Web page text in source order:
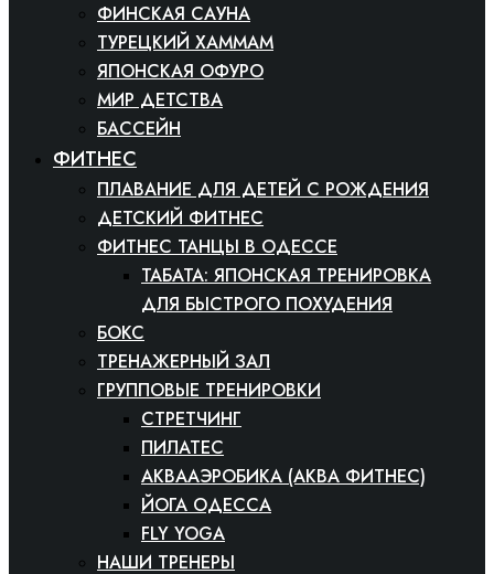
ФИНСКАЯ САУНА
ТУРЕЦКИЙ ХАММАМ
ЯПОНСКАЯ ОФУРО
МИР ДЕТСТВА
БАССЕЙН
ФИТНЕС
ПЛАВАНИЕ ДЛЯ ДЕТЕЙ С РОЖДЕНИЯ
ДЕТСКИЙ ФИТНЕС
ФИТНЕС ТАНЦЫ В ОДЕССЕ
ТАБАТА: ЯПОНСКАЯ ТРЕНИРОВКА
ДЛЯ БЫСТРОГО ПОХУДЕНИЯ
БОКС
ТРЕНАЖЕРНЫЙ ЗАЛ
ГРУППОВЫЕ ТРЕНИРОВКИ
СТРЕТЧИНГ
ПИЛАТЕС
АКВААЭРОБИКА (АКВА ФИТНЕС)
ЙОГА ОДЕССА
FLY YOGA
НАШИ ТРЕНЕРЫ